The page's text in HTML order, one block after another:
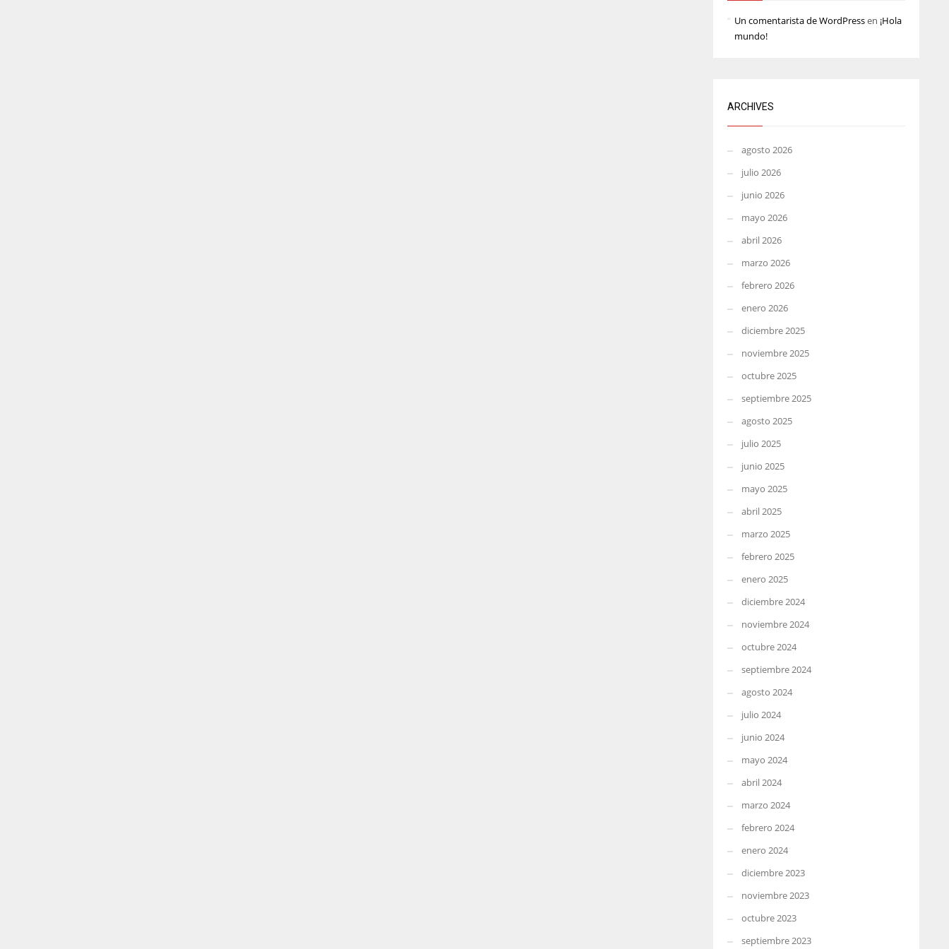
Un comentarista de WordPressen ¡Hola
mundo!
ARCHIVES
agosto 2026
julio 2026
junio 2026
mayo 2026
abril 2026
marzo 2026
febrero 2026
enero 2026
diciembre 2025
noviembre 2025
octubre 2025
septiembre 2025
agosto 2025
julio 2025
junio 2025
mayo 2025
abril 2025
marzo 2025
febrero 2025
enero 2025
diciembre 2024
noviembre 2024
octubre 2024
septiembre 2024
agosto 2024
julio 2024
junio 2024
mayo 2024
abril 2024
marzo 2024
febrero 2024
enero 2024
diciembre 2023
noviembre 2023
octubre 2023
septiembre 2023